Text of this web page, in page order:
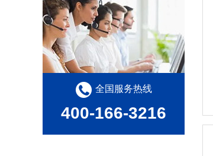
全国服务热线
400-166-3216